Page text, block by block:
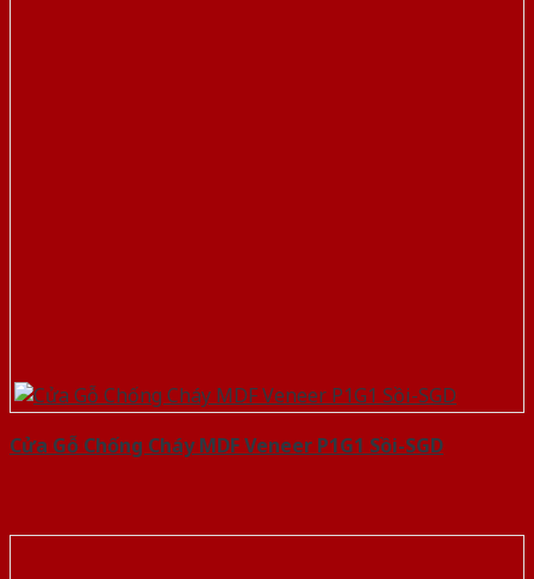
Cửa Gỗ Chống Cháy MDF Veneer P1G1 Sồi-SGD